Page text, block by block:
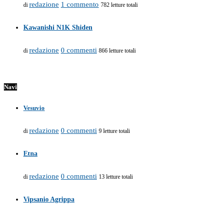
di redazione 1 commento 782 letture totali
Kawanishi N1K Shiden
di redazione 0 commenti 866 letture totali
Navi
Vesuvio
di redazione 0 commenti 9 letture totali
Etna
di redazione 0 commenti 13 letture totali
Vipsanio Agrippa